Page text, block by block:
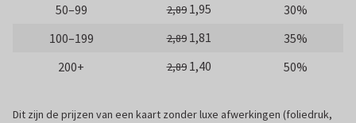
50–99
2,89 1,95
30%
100–199
2,89 1,81
35%
200+
2,89 1,40 50%
Dit zijn de prijzen van een kaart zonder luxe afwerkingen (foliedruk,